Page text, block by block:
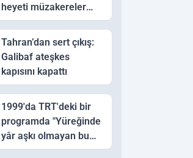
heyeti müzakereler
için Pakistan'a ulaştı
Tahran’dan sert çıkış:
Galibaf ateşkes
kapısını kapattı
1999'da TRT'deki bir
programda "Yüreğinde
yâr aşkı olmayan bu
sazı çalarsa tingirdatır"